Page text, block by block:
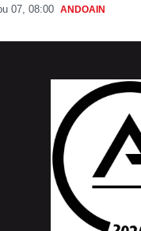
07, 08:00 ANDOAIN